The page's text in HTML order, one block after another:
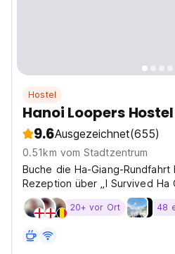
Hostel
Hanoi Loopers
9.6Ausgezeichnet(655)
0.51km vom Stadtzentrum
Buche die Ha-Giang-Rundfahrt
Rezeption über „I Survived Ha
„Mamas“ oder „Hong Hao“.
und unser Ha-Giang-Rundfahrt-
20+ vor Ort 48